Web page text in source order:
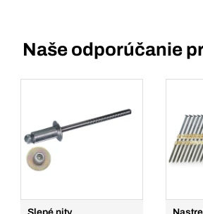
Naše odporúčanie